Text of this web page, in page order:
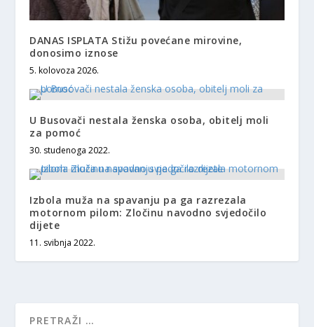
DANAS ISPLATA Stižu povećane mirovine,
donosimo iznose
5. kolovoza 2026.
U Busovači nestala ženska osoba, obitelj moli
za pomoć
30. studenoga 2022.
Izbola muža na spavanju pa ga razrezala
motornom pilom: Zločinu navodno svjedočilo
dijete
11. svibnja 2022.